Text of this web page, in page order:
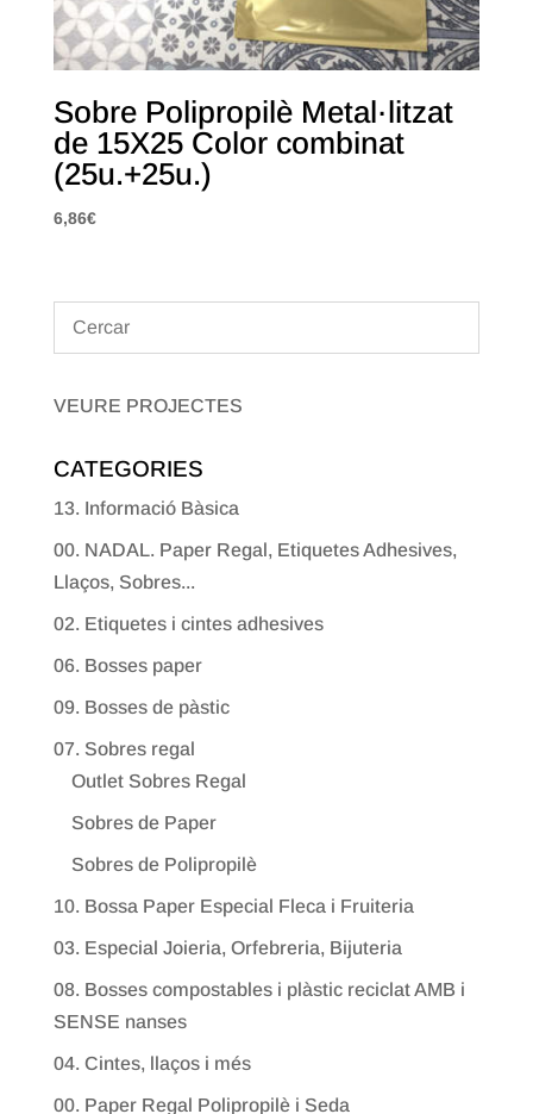
Sobre Polipropilè Metal·litzat
de 15X25 Color combinat
(25u.+25u.)
6,86€
VEURE PROJECTES
CATEGORIES
13. Informació Bàsica
00. NADAL. Paper Regal, Etiquetes Adhesives,
Llaços, Sobres...
02. Etiquetes i cintes adhesives
06. Bosses paper
09. Bosses de pàstic
07. Sobres regal
Outlet Sobres Regal
Sobres de Paper
Sobres de Polipropilè
10. Bossa Paper Especial Fleca i Fruiteria
03. Especial Joieria, Orfebreria, Bijuteria
08. Bosses compostables i plàstic reciclat AMB i
SENSE nanses
04. Cintes, llaços i més
00. Paper Regal Polipropilè i Seda